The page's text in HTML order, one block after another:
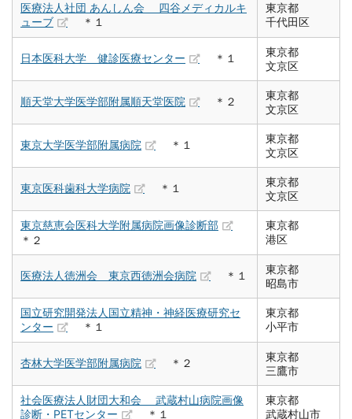
医療法人社団 あんしん会 四谷メディカルキ
ューブ
＊１
東京都
千代田区
日本医科大学 健診医療センター ＊１
東京都
文京区
順天堂大学医学部附属順天堂医院 ＊２
東京都
文京区
東京大学医学部附属病院 ＊１
東京都
文京区
東京医科歯科大学病院 ＊１
東京都
文京区
東京慈恵会医科大学附属病院画像診断部
＊２
東京都
港区
医療法人徳洲会 東京西徳洲会病院 ＊１
東京都
昭島市
国立研究開発法人国立精神・神経医療研究セ
ンター
＊１
東京都
小平市
杏林大学医学部附属病院 ＊２
東京都
三鷹市
社会医療法人財団大和会 武蔵村山病院画像
診断・PETセンター
＊１
東京都
武蔵村山市